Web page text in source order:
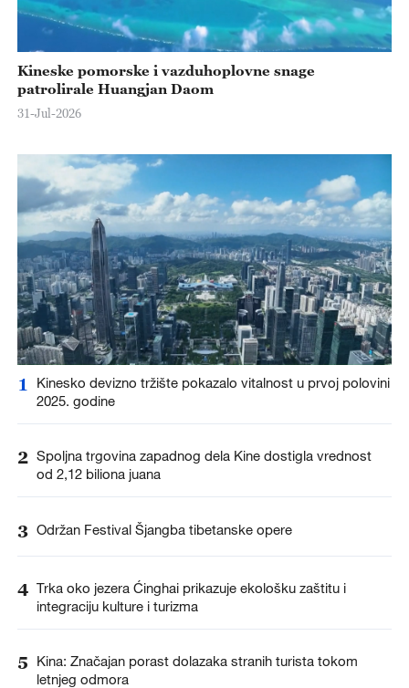
Kineske pomorske i vazduhoplovne snage
patrolirale Huangjan Daom
31-Jul-2026
1
Kinesko devizno tržište pokazalo vitalnost u prvoj polovini
2025. godine
2 Spoljna trgovina zapadnog dela Kine dostigla vrednost
od 2,12 biliona juana
3 Održan Festival Šjangba tibetanske opere
4 Trka oko jezera Ćinghai prikazuje ekološku zaštitu i
integraciju kulture i turizma
5
Kina: Značajan porast dolazaka stranih turista tokom
letnjeg odmora